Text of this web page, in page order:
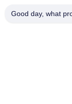
CONTACTE-
Good day, what